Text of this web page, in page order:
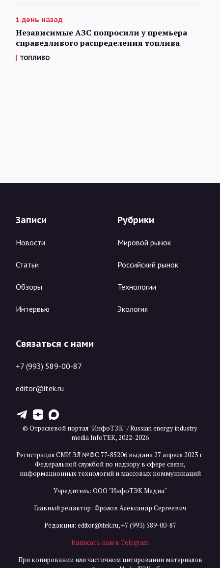
1 день назад
Независимые АЗС попросили у премьера
справедливого распределения топлива
ТОПЛИВО
Записи
Новости
Статьи
Обзоры
Интервью
Рубрики
Мировой рынок
Российский рынок
Технологии
Экология
Связаться с нами
+7 (993) 589-00-87
editor@itek.ru
T Z X
© Отраслевой портал "ИнфоТЭК" / Russian energy industry
media InfoTEK, 2022-2026
Регистрация СМИ ЭЛ №ФС 77-85206 выдана 27 апреля 2023 г.
Федеральной службой по надзору в сфере связи,
информационных технологий и массовых коммуникаций
Учредитель: ООО "ИнфоТЭК Медиа"
Главный редактор: Фролов Александр Сергеевич
Редакция: editor@itek.ru,+7 (993) 589-00-87
Написать нам в Telegram
При копировании или частичном цитировании материалов